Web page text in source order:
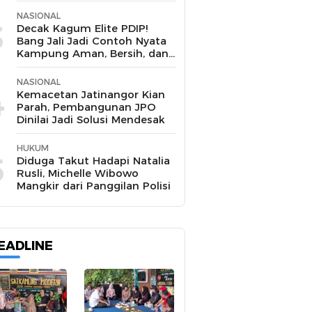
NASIONAL
Decak Kagum Elite PDIP!
Bang Jali Jadi Contoh Nyata
Kampung Aman, Bersih, dan
Mandiri
NASIONAL
Kemacetan Jatinangor Kian
Parah, Pembangunan JPO
Dinilai Jadi Solusi Mendesak
HUKUM
Diduga Takut Hadapi Natalia
Rusli, Michelle Wibowo
Mangkir dari Panggilan Polisi